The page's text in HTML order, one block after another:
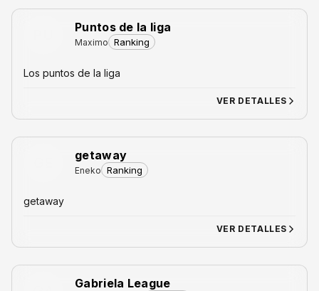
Puntos de la liga
Maximo Ranking
Los puntos de la liga
VER DETALLES
getaway
Eneko Ranking
getaway
VER DETALLES
Gabriela League